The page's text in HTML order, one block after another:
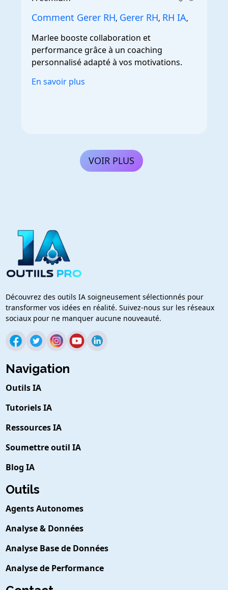
Comment Gerer RH, Gerer RH, RH IA,
Marlee booste collaboration et
performance grâce à un coaching
personnalisé adapté à vos motivations.
En savoir plus
VOIR PLUS
Découvrez des outils IA soigneusement sélectionnés pour
transformer vos idées en réalité. Suivez-nous sur les réseaux
sociaux pour ne manquer aucune nouveauté.
Navigation
Outils IA
Tutoriels IA
Ressources IA
Soumettre outil IA
Blog IA
Outils
Agents Autonomes
Analyse & Données
Analyse Base de Données
Analyse de Performance